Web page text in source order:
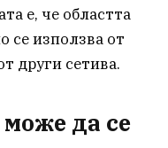
е, че областта
се използва от
други сетива.
да се